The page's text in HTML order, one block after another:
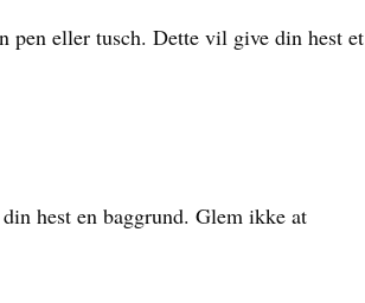
eller tusch. Dette vil give din hest et
hest en baggrund. Glem ikke at